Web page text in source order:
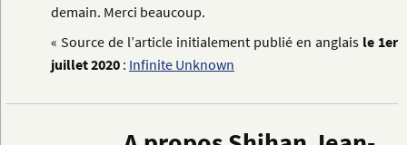
demain. Merci beaucoup.
« Source de l’article initialement publié en anglais le 1er
juillet 2020 : Infinite Unknown